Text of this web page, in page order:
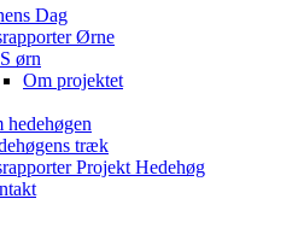
Dag
Ørne
ørn
Om projektet
hedehøgen
træk
Projekt Hedehøg